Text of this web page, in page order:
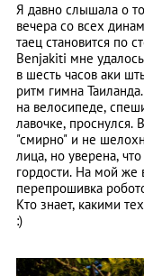
Я давно слышала о
вечера со всех
таец становится по
Benjakiti мне
в шесть часов аки
ритм гимна
на велосипеде,
лавочке, проснулся.
"смирно" и не
лица, но уверена,
гордости. На мой же
перепрошивка
Кто знает, какими
:)